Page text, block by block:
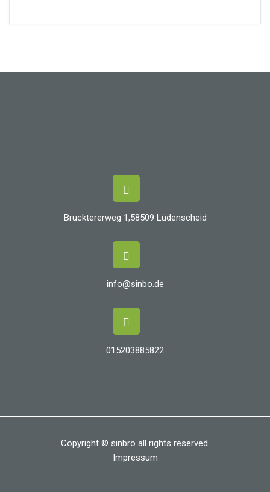
Brucktererweg 1,58509 Lüdenscheid
info@sinbo.de
015203885822
Copyright © sinbro all rights reserved.
Impressum